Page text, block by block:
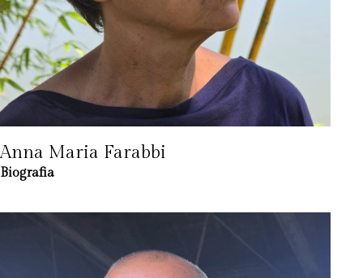
Anna Maria Farabbi
Biografia